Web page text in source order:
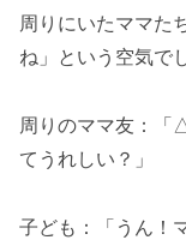
周りにいたママた
ね」という空気で
周りのママ友：
てうれしい？」
子ども：「うん！